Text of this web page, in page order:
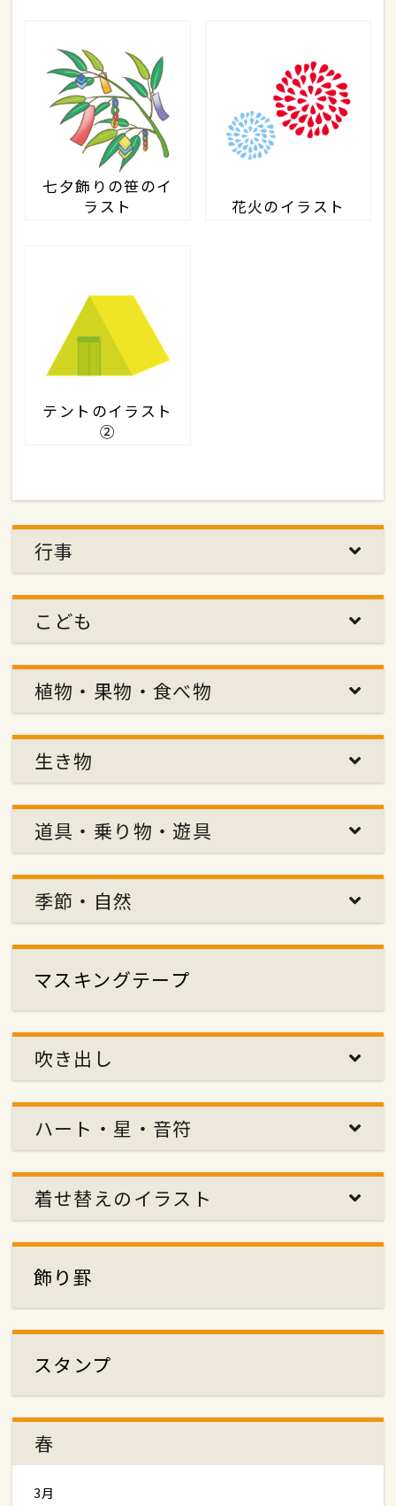
七夕飾りの笹のイ
ラスト
花火のイラスト
テントのイラスト
②
行事
こども
植物・果物・食べ物
生き物
道具・乗り物・遊具
季節・自然
マスキングテープ
吹き出し
ハート・星・音符
着せ替えのイラスト
飾り罫
スタンプ
春
3月